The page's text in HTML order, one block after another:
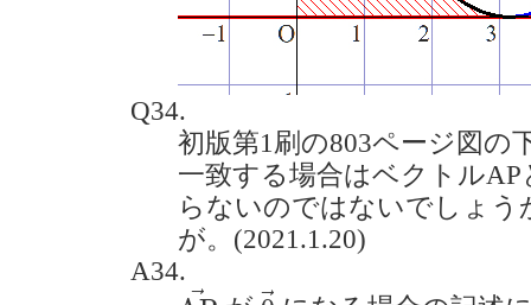
Q34.
初版第1刷の803ページ図の
一致する場合はベクトル
らないのではないでしょ
が。(2021.1.20)
A34.
AP 0 →